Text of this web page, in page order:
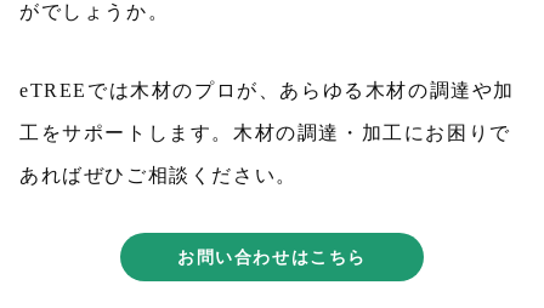
がでしょうか。
eTREEでは木材のプロが、あらゆる木材の調達や加
工をサポートします。木材の調達・加工にお困りで
あればぜひご相談ください。
お問い合わせはこちら